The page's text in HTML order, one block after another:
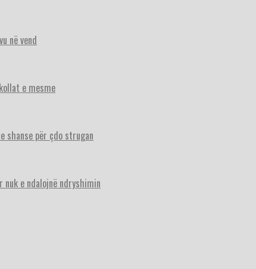
në vend
e mesme
shanse për çdo strugan
nuk e ndalojnë ndryshimin